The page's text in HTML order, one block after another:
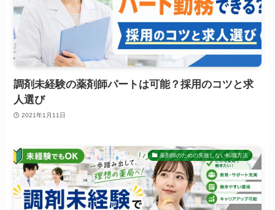
調剤未経験の薬剤師パートは可能？採用のコツと求
人選び
2021年1月11日
薬剤師のための失敗しない転職方法